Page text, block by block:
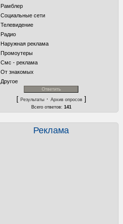
Рамблер
Социальные сети
Телевидение
Радио
Наружная реклама
Промоутеры
Смс - реклама
От знакомых
Другое
[ Результаты· Архив опросов]
Всего ответов: 141
Реклама